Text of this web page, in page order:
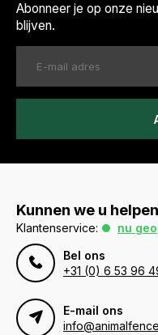
Abonneer je op onze
blijven.
Kunnen we u
Klantenservice:
nu
Bel ons
+31 (0) 6 53 96
E-mail ons